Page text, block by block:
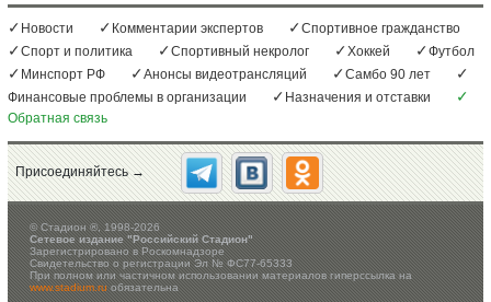
Новости Комментарии экспертов
Спортивное гражданство
Спорт и политика
Спортивный некролог Хоккей
Футбол
Минспорт РФ
Анонсы видеотрансляций
Самбо 90 лет
Финансовые проблемы в организации
Назначения и отставки
Обратная связь
Присоединяйтесь →
©Стадион ®, 1998-2026
Сетевое издание "Российский Стадион"
Зарегистрировано в Роскомнадзоре
Свидетельство о регистрации Эл № ФС77-65333
При полном или частичном использовании материалов гиперссылка на
www.stadium.ruобязательна